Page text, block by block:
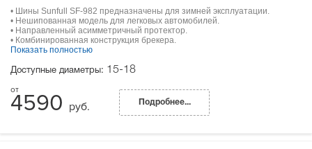
• Шины Sunfull SF-982 предназначены для зимней эксплуатации.
• Нешипованная модель для легковых автомобилей.
• Направленный асимметричный протектор.
• Комбинированная конструкция брекера.
Показать полностью
Доступные диаметры: 15-18
4590 руб. Подробнее...